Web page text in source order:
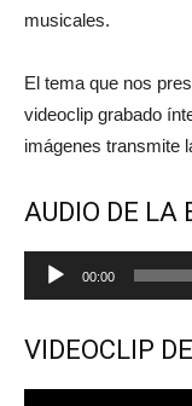
musicales.
El tema que nos
videoclip grabado
imágenes transmite
AUDIO DE LA
Reproductor
de
00:00
VIDEOCLIP